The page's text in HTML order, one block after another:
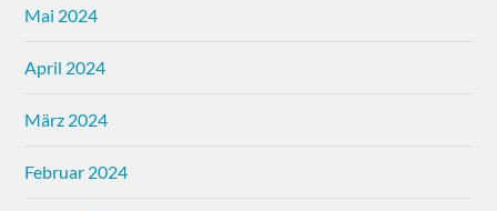
Mai 2024
April 2024
März 2024
Februar 2024